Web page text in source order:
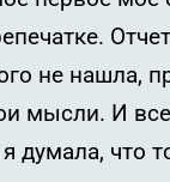
не нашла,
мысли. И
думала, что